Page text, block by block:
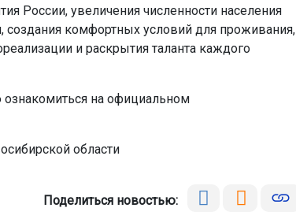
России, увеличения численности населения
комфортных условий для проживания,
и раскрытия таланта каждого
на официальном
области
Поделиться новостью: